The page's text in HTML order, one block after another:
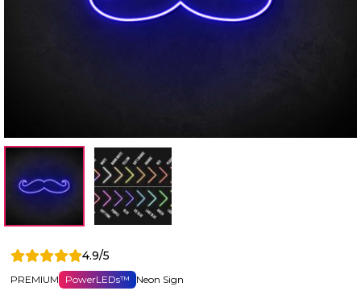
4.9/5
PREMIUM PowerLEDs™ Neon Sign